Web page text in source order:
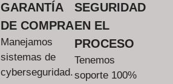
GARANTÍA
DE COMPRA
Manejamos
sistemas de
cyberseguridad.
SEGURIDAD
EN EL
PROCESO
Tenemos
soporte 100%